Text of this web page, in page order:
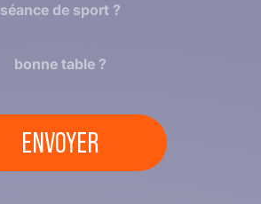
séance de sport ?
bonne table ?